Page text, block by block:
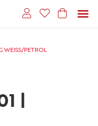
PETROL
|